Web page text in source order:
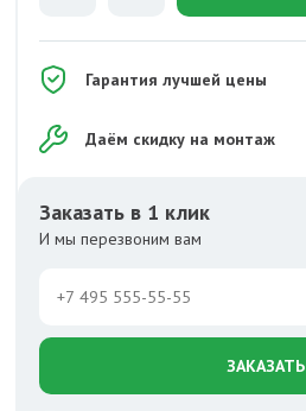
Гарантия лучшей цены
Даём скидку на монтаж
Заказать в 1 клик
И мы перезвоним вам
ЗАКАЗАТЬ